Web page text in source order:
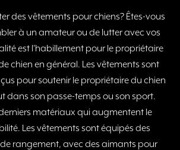
des vêtements pour chiens? Êtes-vous
à un amateur ou de lutter avec vos
est l'habillement pour le propriétaire
chien en général. Les vêtements sont
pour soutenir le propriétaire du chien
dans son passe-temps ou son sport.
matériaux qui augmentent le
Les vêtements sont équipés des
rangement, avec des aimants pour